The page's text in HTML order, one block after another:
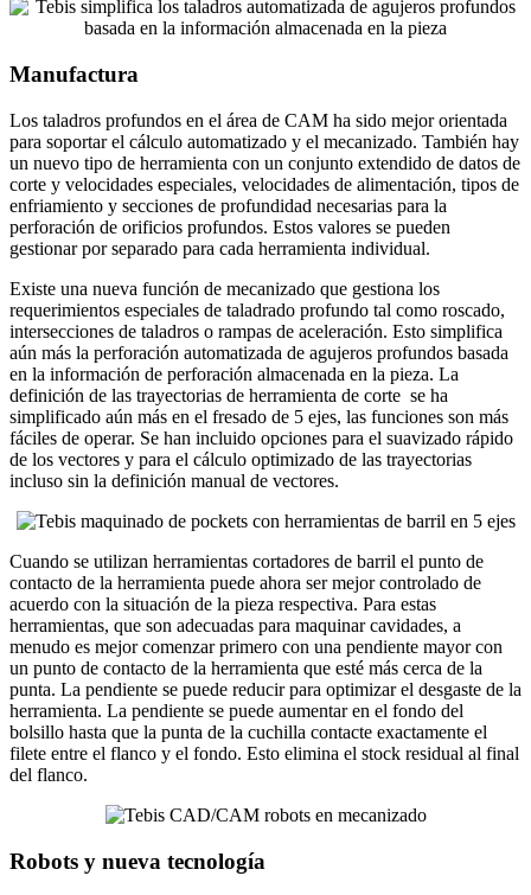
Manufactura
Los taladros profundos en el área de CAM ha sido mejor orientada
para soportar el cálculo automatizado y el mecanizado. También hay
un nuevo tipo de herramienta con un conjunto extendido de datos de
corte y velocidades especiales, velocidades de alimentación, tipos de
enfriamiento y secciones de profundidad necesarias para la
perforación de orificios profundos. Estos valores se pueden
gestionar por separado para cada herramienta individual.
Existe una nueva función de mecanizado que gestiona los
requerimientos especiales de taladrado profundo tal como roscado,
intersecciones de taladros o rampas de aceleración. Esto simplifica
aún más la perforación automatizada de agujeros profundos basada
en la información de perforación almacenada en la pieza. La
definición de las trayectorias de herramienta de corte se ha
simplificado aún más en el fresado de 5 ejes, las funciones son más
fáciles de operar. Se han incluido opciones para el suavizado rápido
de los vectores y para el cálculo optimizado de las trayectorias
incluso sin la definición manual de vectores.
Cuando se utilizan herramientas cortadores de barril el punto de
contacto de la herramienta puede ahora ser mejor controlado de
acuerdo con la situación de la pieza respectiva. Para estas
herramientas, que son adecuadas para maquinar cavidades, a
menudo es mejor comenzar primero con una pendiente mayor con
un punto de contacto de la herramienta que esté más cerca de la
punta. La pendiente se puede reducir para optimizar el desgaste de la
herramienta. La pendiente se puede aumentar en el fondo del
bolsillo hasta que la punta de la cuchilla contacte exactamente el
filete entre el flanco y el fondo. Esto elimina el stock residual al final
del flanco.
Robots y nueva tecnología